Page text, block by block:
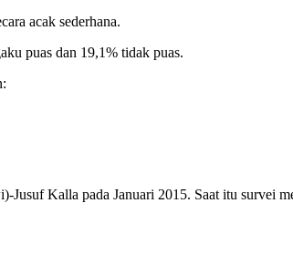
acak sederhana.
puas dan 19,1% tidak puas.
Kalla pada Januari 2015. Saat itu survei